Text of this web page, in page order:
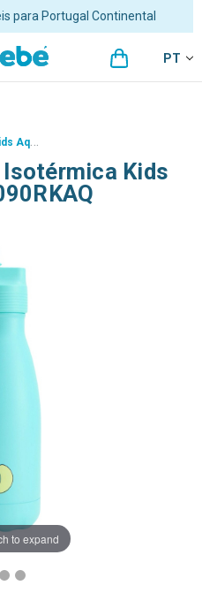
para Portugal Continental
PT
Isotérmica Kids
to expand